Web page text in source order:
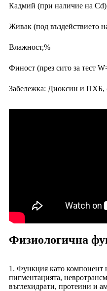
Кадмий (при наличие на
Живак (под въздействието
Влажност,%
Финост (през сито за тест
Забележка: Диоксин и ПХБ,
Физиологична
1. Функция като компонент
пигментацията,
въглехидрати, протеини и